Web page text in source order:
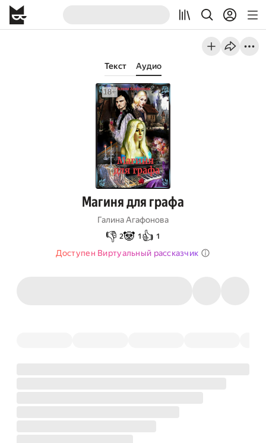
Текст Аудио
Магиня для графа
Галина Агафонова
👎 2🐼 1 👍 1
Доступен Виртуальный рассказчик